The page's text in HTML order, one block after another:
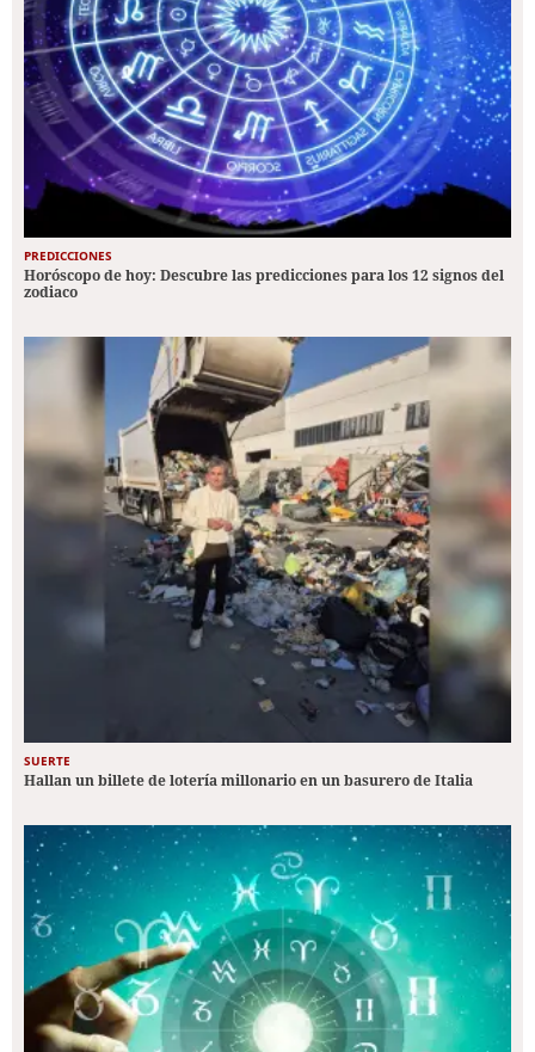
PREDICCIONES
Horóscopo de hoy: Descubre las predicciones para los 12 signos del
zodiaco
SUERTE
Hallan un billete de lotería millonario en un basurero de Italia